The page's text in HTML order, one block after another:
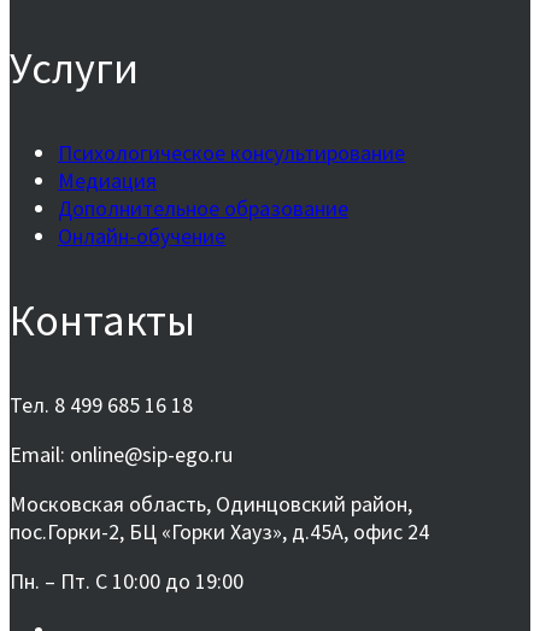
Услуги
Психологическое консультирование
Медиация
Дополнительное образование
Онлайн-обучение
Контакты
Тел. 8 499 685 16 18
Email: online@sip-ego.ru
Московская область, Одинцовский район,
пос.Горки-2, БЦ «Горки Хауз», д.45А, офис 24
Пн. – Пт. С 10:00 до 19:00